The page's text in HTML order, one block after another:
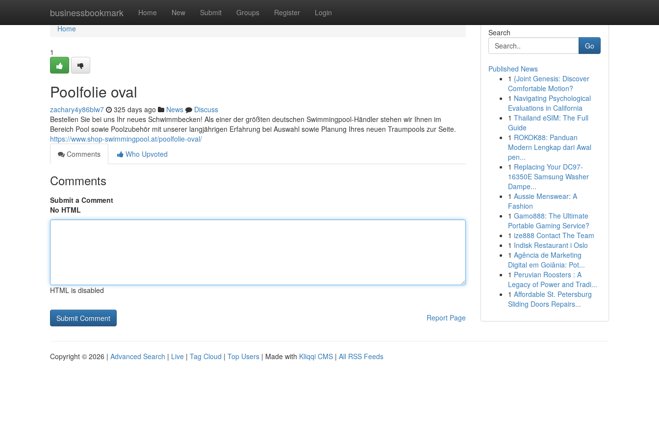
businessbookmark Home New Submit Groups Register Login
Home
Home
1
Poolfolie oval
zachary4y86blw7 325 days ago News
Discuss
Bestellen Sie bei uns Ihr neues Schwimmbecken! Als einer der größten deutschen Swimmingpool-Händler stehen wir Ihnen im
Bereich Pool sowie Poolzubehör mit unserer langjährigen Erfahrung bei Auswahl sowie Planung Ihres neuen Traumpools zur Seite.
https://www.shop-swimmingpool.at/poolfolie-oval/
Comments
Who Upvoted
Comments
Submit a Comment
No HTML
HTML is disabled
Report Page
Search
Go
Published News
1 {Joint Genesis: Discover
Comfortable Motion?
1 Navigating Psychological
Evaluations in California
1 Thailand eSIM: The Full
Guide
1 ROKOK88: Panduan
Modern Lengkap dari Awal
pen...
1 Replacing Your DC97-
16350E Samsung Washer
Dampe...
1 Aussie Menswear: A
Fashion
1 Gamo888: The Ultimate
Portable Gaming Service?
1 ize888 Contact The Team
1 Indisk Restaurant i Oslo
1 Agência de Marketing
Digital em Goiânia: Pot...
1 Peruvian Roosters : A
Legacy of Power and Tradi...
1 Affordable St. Petersburg
Sliding Doors Repairs...
Copyright © 2026 | Advanced Search | Live | Tag Cloud | Top Users | Made with Kliqqi CMS | All RSS Feeds